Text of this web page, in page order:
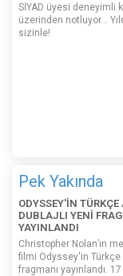
SİYAD üyesi deneyimli
üzerinden notluyor...
sizinle!
Pek Yakında
ODYSSEY'İN TÜRKÇE
DUBLAJLI YENİ
YAYINLANDI
Christopher Nolan’ın
filmi Odyssey'in Türkçe
fragmanı yayınlandı.